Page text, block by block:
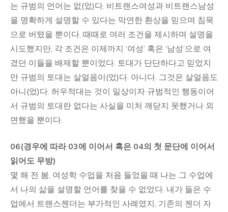
는 규범의 언어는 없(었)다. 비트랜스여성과 비트랜스남성
을 명확하게 설명할 수 있다는 막연한 환상을 믿으며 침묵
으로 버텼을 뿐이다. 때때로 여러 조건을 제시하며 설명을
시도했지만, 각 조건은 이제까지 ‘여성’ 혹은 ‘남성’으로 여
겼던 이들을 배제할 뿐이었다. 토대가 단단하다고 믿었지
만 규범의 토대는 살얼음이(었)다. 아니다. 그것은 살얼음도
아니(었)다. 허우적대는 것이 일상이자 규범적인 행동이어
서 규범의 토대란 없다는 사실을 미처 깨닫지 못했거나 외
면했을 뿐이다.
06(경우에 따라 03에 이어서 혹은 04의 첫 문단에 이어서
읽어도 무방)
몇 해 전 봄, 여성학 수업을 처음 들었을 때 나는 그 수업에
서 나의 삶을 설명할 언어를 찾을 수 없었다. 내가 들은 수
업에서 트랜스젠더는 부가적인 사례였지, 기존의 젠더 자